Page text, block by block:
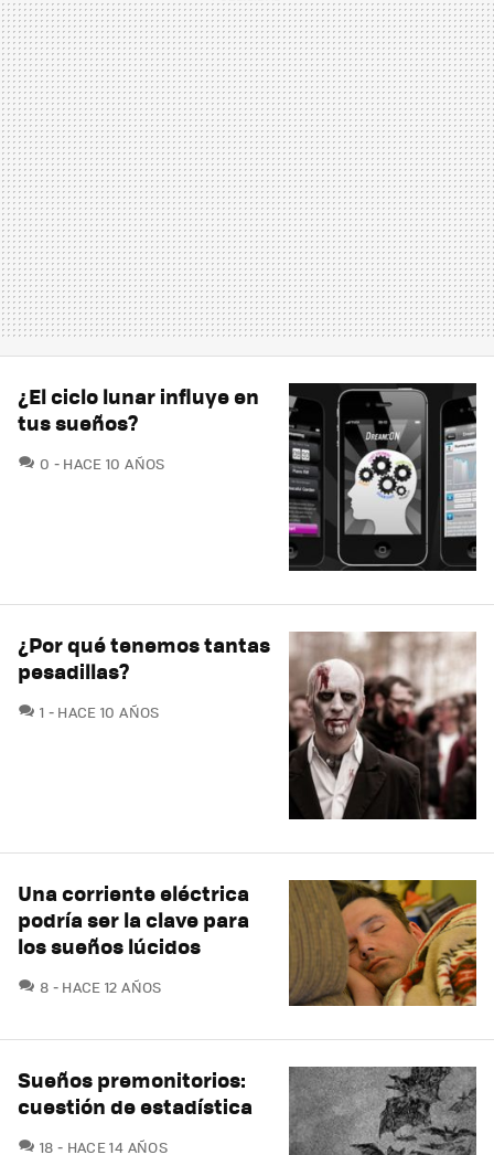
¿El ciclo lunar influye en
tus sueños?
0 COMENTARIOS
HACE 10 AÑOS
¿Por qué tenemos tantas
pesadillas?
1 COMENTARIOS
HACE 10 AÑOS
Una corriente eléctrica
podría ser la clave para
los sueños lúcidos
8 COMENTARIOS
HACE 12 AÑOS
Sueños premonitorios:
cuestión de estadística
18 COMENTARIOS
HACE 14 AÑOS